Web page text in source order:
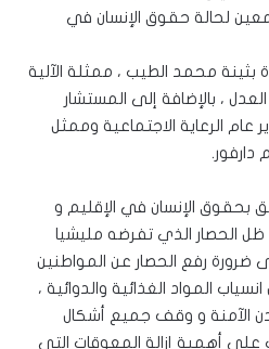
لحالة حقوق الإنسان في
محمد الطيب ، ممثلة الآلية
، بالإضافة إلى المستشار
عام الرعاية الاجتماعية وممثل
بحقوق الإنسان في الإقليم و
الحصار الذي تفرضه مليشيا
ضرورة رفع الحصار عن المواطنين
المواد الغذائية والدوائية ،
الآمنة و وقف جميع أشكال
أهمية إزالة المعوقات التي